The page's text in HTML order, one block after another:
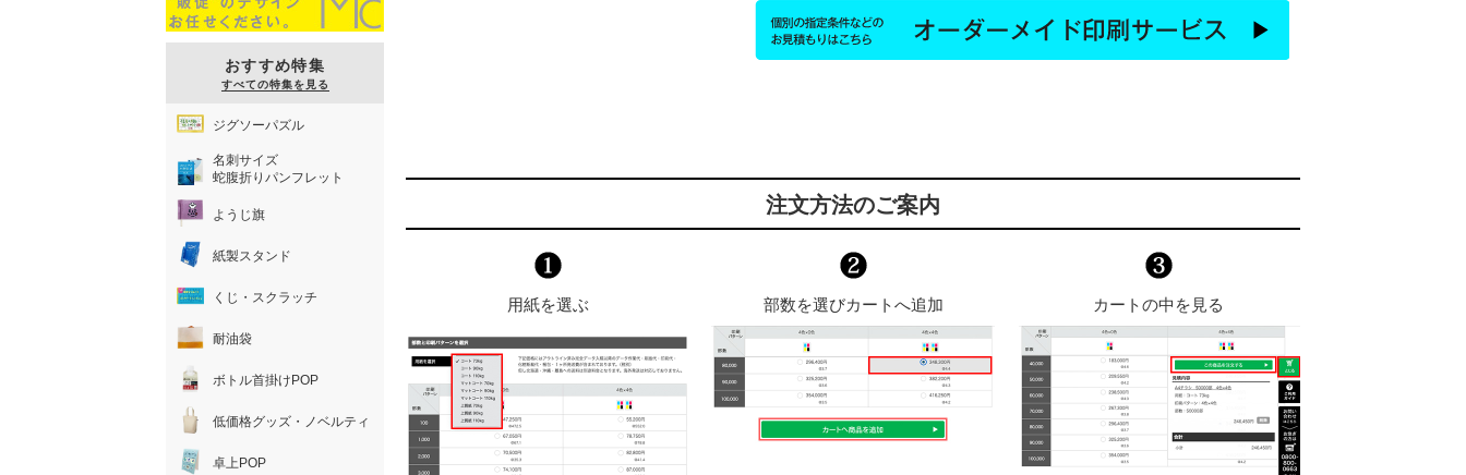
注文方法のご案内
用紙を選ぶ 部数を選びカートへ追加 カートの中を見る
おすすめ特集
すべての特集を見る
ジグソーパズル
名刺サイズ
蛇腹折りパンフレット
ようじ旗
紙製スタンド
くじ・スクラッチ
耐油袋
ボトル首掛けPOP
低価格グッズ・ノベルティ
卓上POP